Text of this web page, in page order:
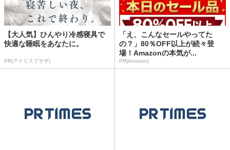
【大人気】ひんやり冷感寝具で
快適な睡眠をあなたに。
PR(アイリスプラザ)
「え、こんなセールやってた
の？」80％OFF以上が続々登
場！Amazonの本気が...
PR(Amazon)